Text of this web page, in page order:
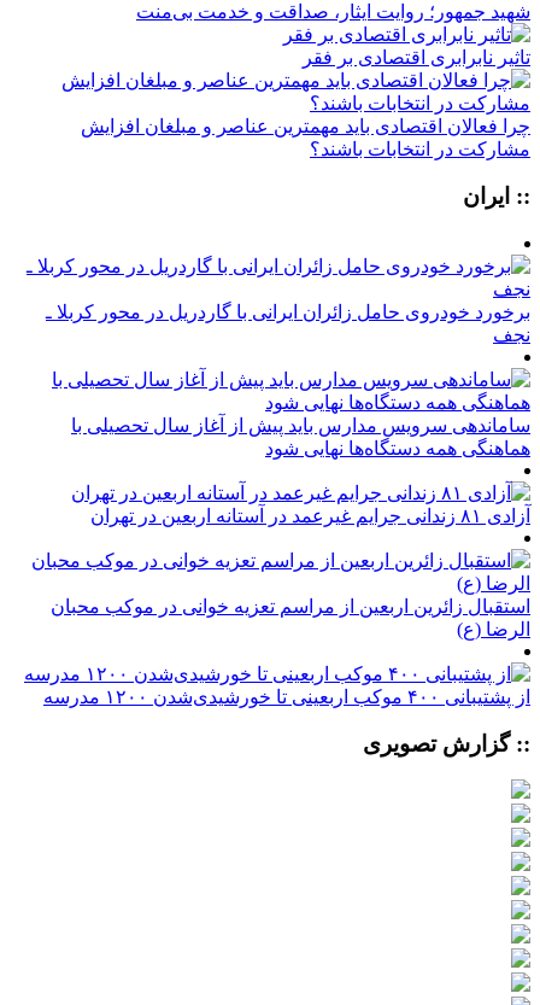
شهید جمهور؛ روایت ایثار، صداقت و خدمت بی‌منت
تاثیر نابرابری اقتصادی بر فقر
چرا فعالان اقتصادی باید مهمترین عناصر و مبلغان افزایش
مشارکت در انتخابات باشند؟
:: ایران
برخورد خودروی حامل زائران ایرانی با گاردریل در محور کربلا ـ
نجف
ساماندهی سرویس مدارس باید پیش از آغاز سال تحصیلی با
هماهنگی همه دستگاه‌ها نهایی شود
آزادی ۸۱ زندانی جرایم غیرعمد در آستانه اربعین در تهران
استقبال زائرین اربعین از مراسم تعزیه خوانی در موکب محبان
الرضا (ع)
از پشتیبانی ۴۰۰ موکب اربعینی تا خورشیدی‌شدن ۱۲۰۰ مدرسه
:: گزارش تصویری